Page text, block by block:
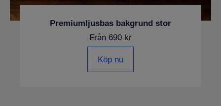
Premiumljusbas bakgrund stor
Från 690 kr
Köp nu